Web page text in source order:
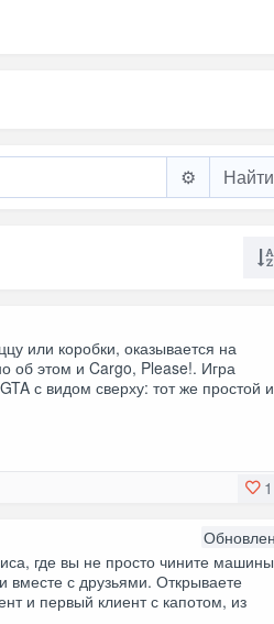
⚙️
или коробки, оказывается на
об этом и Cargo, Please!. Игра
с видом сверху: тот же простой и
1
где вы не просто чините
вместе с друзьями. Открываете
и первый клиент с капотом, из